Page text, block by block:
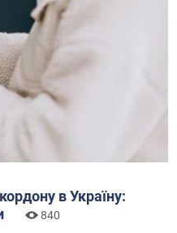
в Україну:
840